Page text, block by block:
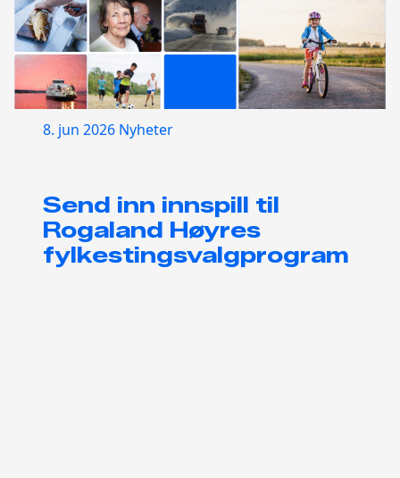
8. jun 2026 Nyheter
Send inn innspill til
Rogaland Høyres
fylkestingsvalgprogram